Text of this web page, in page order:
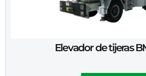
Elevador de tijeras